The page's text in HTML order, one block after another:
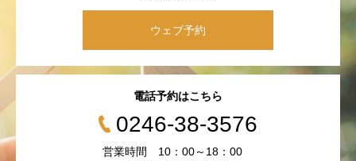
ウェブ予約
電話予約はこちら
0246-38-3576
営業時間 10：00～18：00